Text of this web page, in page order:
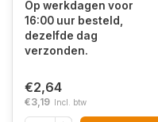
Op werkdagen voor
16:00 uur besteld,
dezelfde dag
verzonden.
€2,64
€3,19 Incl. btw